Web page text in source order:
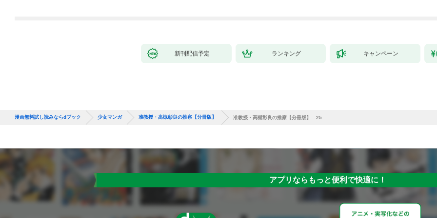
新刊配信予定 ランキング キャンペーン
漫画無料試し読みならdブック 少女マンガ 准教授・高槻彰良の推察【分冊版】 准教授・高槻彰良の推察【分冊版】 25
アプリならもっと便利で快適に！